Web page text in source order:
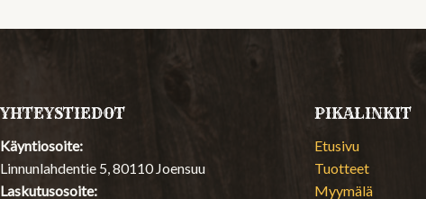
YHTEYSTIEDOT
Käyntiosoite:
Linnunlahdentie 5, 80110 Joensuu
Laskutusosoite:
PIKALINKIT
Etusivu
Tuotteet
Myymälä